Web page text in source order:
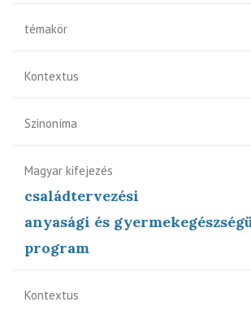
témakör
Kontextus
Szinoníma
Magyar kifejezés
családtervezési
anyasági és
program
Kontextus